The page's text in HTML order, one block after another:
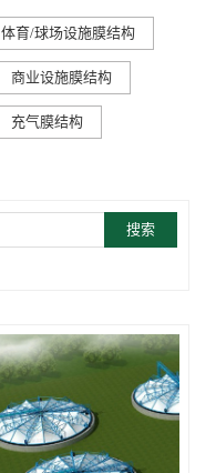
体育/球场设施膜结构
商业设施膜结构
充气膜结构
搜索